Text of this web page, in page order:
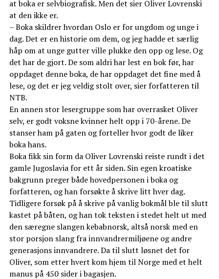
at boka er selvbiografisk. Men det sier Oliver Lovrenski
at den ikke er.
– Boka skildrer hvordan Oslo er for ungdom og unge i
dag. Det er en historie om dem, og jeg hadde et særlig
håp om at unge gutter ville plukke den opp og lese. Og
det har de gjort. De som aldri har lest en bok før, har
oppdaget denne boka, de har oppdaget det fine med å
lese, og det er jeg veldig stolt over, sier forfatteren til
NTB.
En annen stor lesergruppe som har overrasket Oliver
selv, er godt voksne kvinner helt opp i 70-årene. De
stanser ham på gaten og forteller hvor godt de liker
boka hans.
Boka fikk sin form da Oliver Lovrenski reiste rundt i det
gamle Jugoslavia for ett år siden. Sin egen kroatiske
bakgrunn preger både hovedpersonen i boka og
forfatteren, og han forsøkte å skrive litt hver dag.
Tidligere forsøk på å skrive på vanlig bokmål ble til slutt
kastet på båten, og han tok teksten i stedet helt ut med
den særegne slangen kebabnorsk, altså norsk med en
stor porsjon slang fra innvandrermiljøene og andre
generasjons innvandrere. Da til slutt løsnet det for
Oliver, som etter hvert kom hjem til Norge med et helt
manus på 450 sider i bagasjen.